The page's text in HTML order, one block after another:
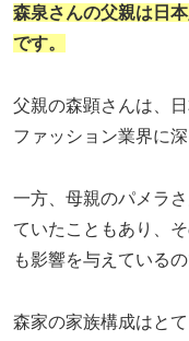
森泉さんの父親は日
です。
父親の森顕さんは、
ファッション業界に
一方、母親のパメラ
ていたこともあり、
も影響を与えているの
森家の家族構成はと